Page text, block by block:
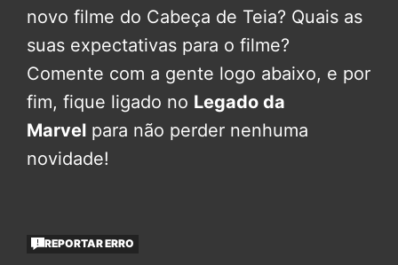
novo filme do Cabeça de Teia? Quais as
suas expectativas para o filme?
Comente com a gente logo abaixo, e por
fim, fique ligado no Legado da
Marvel para não perder nenhuma
novidade!
REPORTAR ERRO